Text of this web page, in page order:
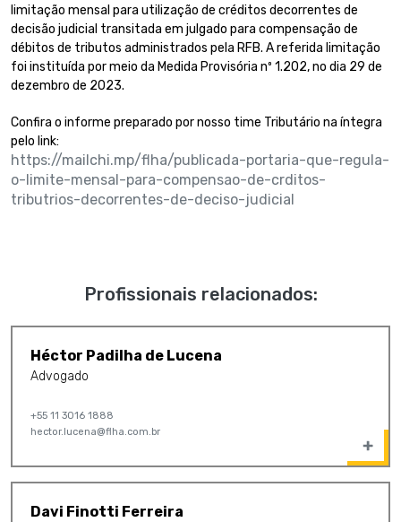
limitação mensal para utilização de créditos decorrentes de
decisão judicial transitada em julgado para compensação de
débitos de tributos administrados pela RFB. A referida limitação
foi instituída por meio da Medida Provisória nº 1.202, no dia 29 de
dezembro de 2023.
Confira o informe preparado por nosso time Tributário na íntegra
pelo link:
https://mailchi.mp/flha/publicada-portaria-que-regula-
o-limite-mensal-para-compensao-de-crditos-
tributrios-decorrentes-de-deciso-judicial
Profissionais relacionados:
Héctor Padilha de Lucena
Advogado
+55 11 3016 1888
hector.lucena@flha.com.br
Davi Finotti Ferreira